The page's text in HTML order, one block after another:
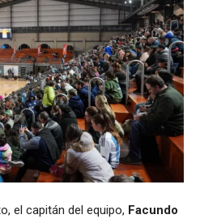
el capitán del equipo, Facundo